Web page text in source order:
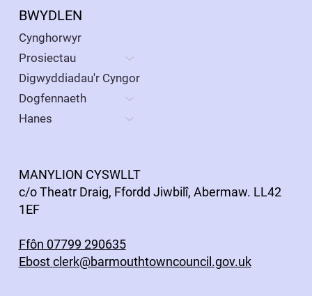
Mae rheoliad 15(5) o Reoliadau Cyfrifon ac
Archwilio (Cymru) 2014 (fel y’u diwygiwyd) yn ei
tref Abermaw gyhoeddi ei ddatganiadau
cyfrifyddu ar gyfer y flw
BWYDLEN
Cynghorwyr
Prosiectau
Digwyddiadau'r Cyngor
Dogfennaeth
Hanes
MANYLION CYSWLLT
c/o Theatr Draig, Ffordd Jiwbilî, Abermaw. LL42
1EF
Ffôn 07799 290635
Ebostclerk@barmouthtowncouncil.gov.uk